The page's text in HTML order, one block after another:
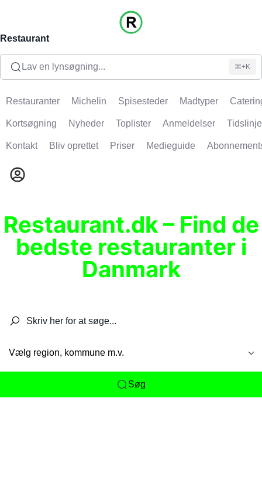
Restaurant
Lav en lynsøgning... ⌘+K
Restauranter Michelin Spisesteder Madtyper
Kortsøgning Nyheder Toplister Anmeldelser Tidslinje
Kontakt Bliv oprettet Priser Medieguide
Restaurant.dk – Find de
bedste restauranter i
Danmark
Vælg region, kommune m.v.
Søg